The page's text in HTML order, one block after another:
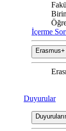
İçerme
Duyurular